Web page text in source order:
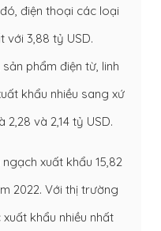
điện thoại các loại
với 3,88 tỷ USD.
phẩm điện từ, linh
khẩu nhiều sang xứ
và 2,14 tỷ USD.
xuất khẩu 15,82
2022. Với thị trường
khẩu nhiều nhất